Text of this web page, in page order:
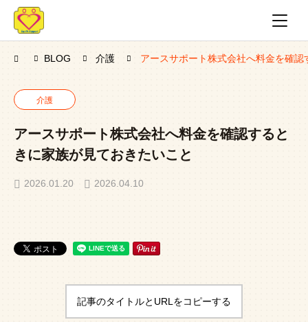
BLOG 介護 アースサポート株式会社へ料金を確
介護
アースサポート株式会社へ料金を確認すると
きに家族が見ておきたいこと
2026.01.20 2026.04.10
記事のタイトルとURLをコピーする